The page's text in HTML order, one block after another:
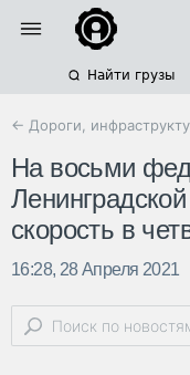
Найти грузы
← Дороги,
На восьми
скорость в
16:28, 28 Апреля 2021